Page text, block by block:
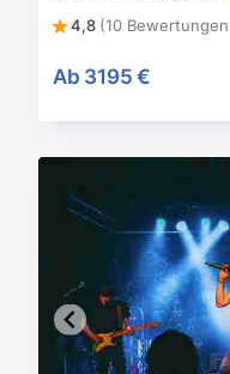
4,8 (10
Ab 3195 €